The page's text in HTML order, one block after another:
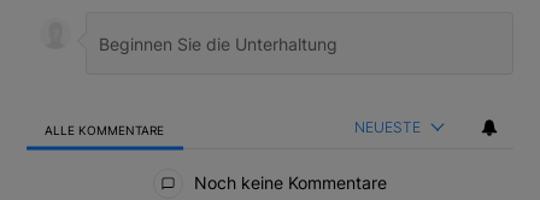
ALLE KOMMENTARE NEUESTE
Noch keine Kommentare